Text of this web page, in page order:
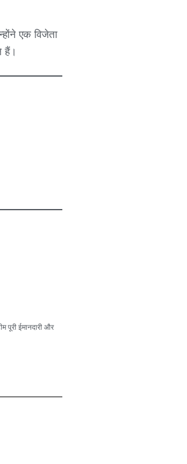
एक विजेता
हैं।
ईमानदारी और